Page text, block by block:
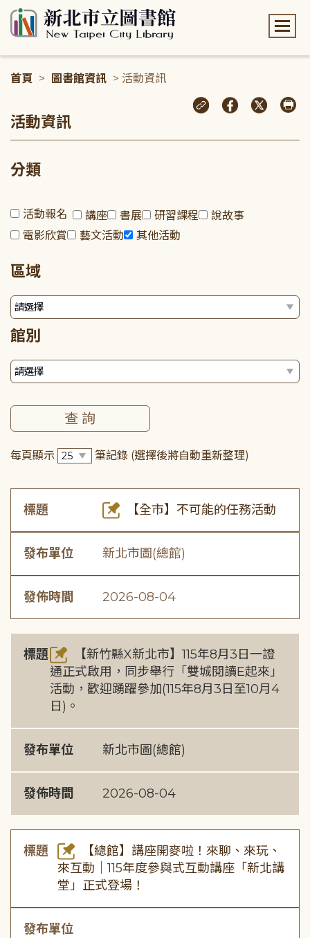
首頁 > 圖書館資訊 > 活動資訊
活動資訊
分類
活動報名 講座 書展 研習課程
說故事
電影欣賞
藝文活動 其他活動
區域
館別
每頁顯示 筆記錄 (選擇後將自動重新整理)
標題 【全市】不可能的任務活動
發布單位 新北市圖(總館)
發佈時間 2026-08-04
標題
【新竹縣X新北市】115年8月3日一證
通正式啟用，同步舉行「雙城閱讀E起來」
活動，歡迎踴躍參加(115年8月3日至10月4
日)。
發布單位 新北市圖(總館)
發佈時間 2026-08-04
標題
【總館】講座開麥啦！來聊、來玩、
來互動｜115年度參與式互動講座「新北講
堂」正式登場！
發布單位